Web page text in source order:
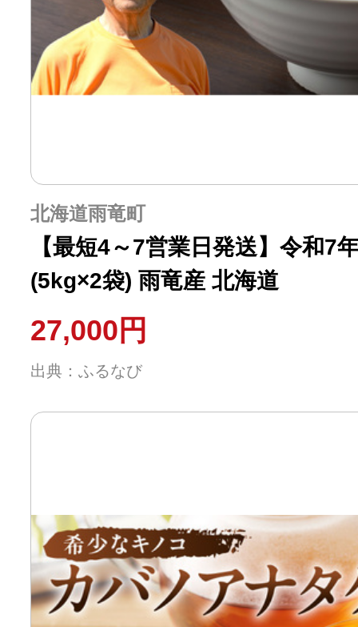
北海道雨竜町
【最短4～7営業日発送】令和7
(5kg×2袋) 雨竜産 北海道
27,000円
出典：ふるなび